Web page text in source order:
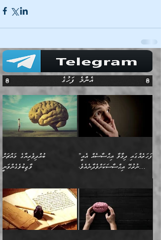
އެންމެ ފަހުގެ
ބުއްދިވެރިޔާގެ މައްޗަށް
ވާޖިބުވެގެންވަނީ
ވިދާޅުވިއެވެ: ”ބުއްދިވެރިޔާގެ
މައްޗަށް ވާޖިބުވެގެންވަނީ: މި
ދުނިޔޭގެ ކަންކަމުން އޭނާގެ
ޢިލްމު ގަޑުބަޑުކޮށްލާނޭ
”ފަހަރެއްގައި ދިމާވާ އިޙްސާސެއް އެއީ
ނުރުހޭ އިޙްސާސަކަށްވެދާނެއެވެ.
އިޙްސާސެއް އެއީ ނުރުހޭ
އިޙްސާސަކަށްވެދާނެއެވެ.
މިސާލަކަށް ކަމަކާމެދު
ބިރުގަތުމެވެ. ދެން